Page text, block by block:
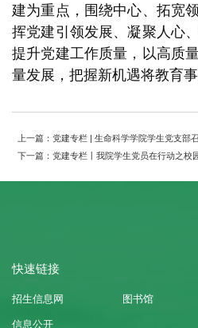
建为重点，围绕中心、拓宽
挥党建引领发展、凝聚人心
提升党建工作质量，以高质
量发展，把握新机遇将教育
上一篇：党建专栏 | 生命科学学院学生党支部
下一篇：党建专栏丨我院学生党员在行动之校
快速链接
招生信息网 图书馆
信息公开